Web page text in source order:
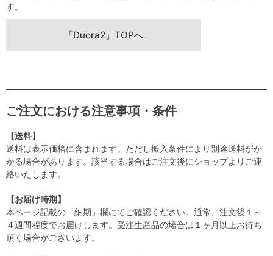
す。
「Duora2」TOPへ
ご注文における注意事項・条件
【送料】
送料は表示価格に含まれます。ただし搬入条件により別途送料がか
かる場合があります。該当する場合はご注文後にショップよりご連
絡いたします。
【お届け時期】
本ページ記載の「納期」欄にてご確認ください。通常、注文後１～
４週間程度でお届けします。受注生産品の場合は１ヶ月以上お待ち
頂く場合がございます。